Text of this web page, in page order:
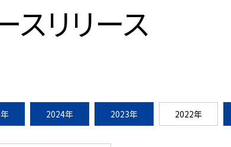
スリリース
2024年 2023年 2022年